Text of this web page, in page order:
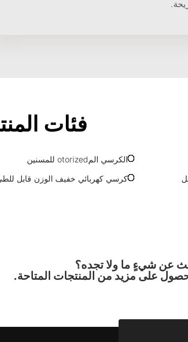
فئات
الكرسي المotorized للمسنين
كرسي كهربائي خفيف الوزن قابل
عن شيءٍ ما ولا تجده؟
على مزيد من المنتجات المتاحة.